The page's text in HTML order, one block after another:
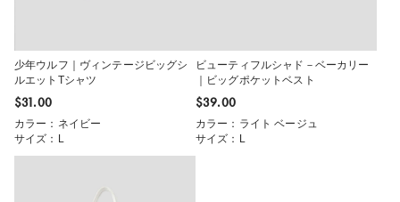
少年ウルフ｜ヴィンテージビッグシ
ルエットTシャツ
$‌31.00
カラー：ネイビー
サイズ：L
ビューティフルシャド－ベーカリー
｜ビッグポケットベスト
$‌39.00
カラー：ライト ベージュ
サイズ：L